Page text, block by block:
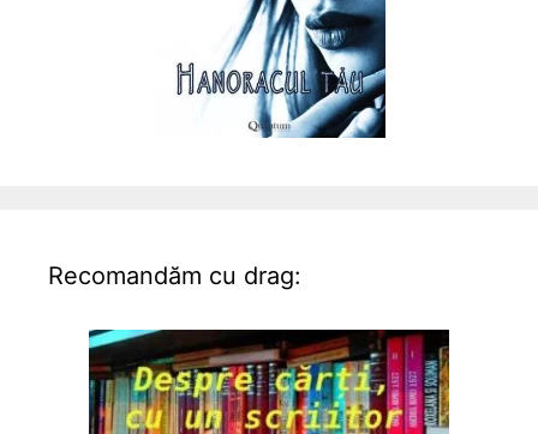
Recomandăm cu drag: